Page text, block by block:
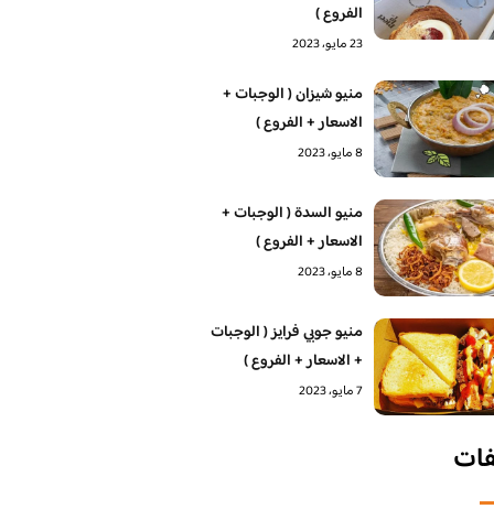
الفروع )
23 مايو، 2023
منيو شيزان ( الوجبات +
الاسعار + الفروع )
8 مايو، 2023
منيو السدة ( الوجبات +
الاسعار + الفروع )
8 مايو، 2023
منيو جوبي فرايز ( الوجبات
+ الاسعار + الفروع )
7 مايو، 2023